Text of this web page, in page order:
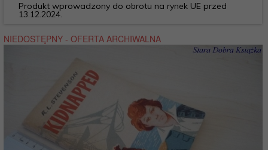
Produkt wprowadzony do obrotu na rynek UE przed
13.12.2024.